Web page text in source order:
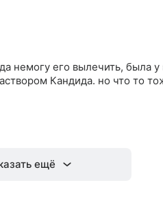
немогу его вылечить, была
Кандида. но что то
ещё